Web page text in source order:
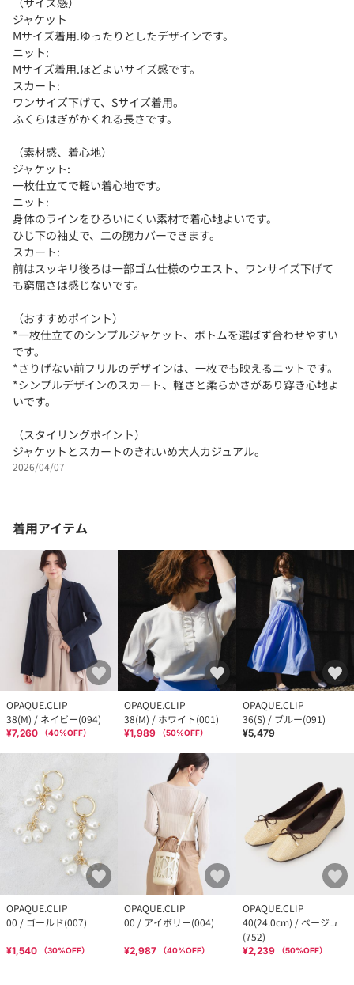
ジャケット
Mサイズ着用.ゆったりとしたデザインです。
ニット:
Mサイズ着用.ほどよいサイズ感です。
スカート:
ワンサイズ下げて、Sサイズ着用。
ふくらはぎがかくれる長さです。
（素材感、着心地）
ジャケット:
一枚仕立てで軽い着心地です。
ニット:
身体のラインをひろいにくい素材で着心地よいです。
ひじ下の袖丈で、二の腕カバーできます。
スカート:
前はスッキリ後ろは一部ゴム仕様のウエスト、ワンサイズ下げて
も窮屈さは感じないです。
（おすすめポイント）
*一枚仕立てのシンプルジャケット、ボトムを選ばず合わせやすい
です。
*さりげない前フリルのデザインは、一枚でも映えるニットです。
*シンプルデザインのスカート、軽さと柔らかさがあり穿き心地よ
いです。
（スタイリングポイント）
ジャケットとスカートのきれいめ大人カジュアル。
2026/04/07
着用アイテム
OPAQUE.CLIP
38(M) / ネイビー(094)
¥7,260 （40%OFF）
OPAQUE.CLIP
38(M) / ホワイト(001)
¥1,989 （50%OFF）
OPAQUE.CLIP
36(S) / ブルー(091)
¥5,479
OPAQUE.CLIP
00 / ゴールド(007)
¥1,540 （30%OFF）
OPAQUE.CLIP
00 / アイボリー(004)
¥2,987 （40%OFF）
OPAQUE.CLIP
40(24.0cm) / ベージュ
(752)
¥2,239 （50%OFF）